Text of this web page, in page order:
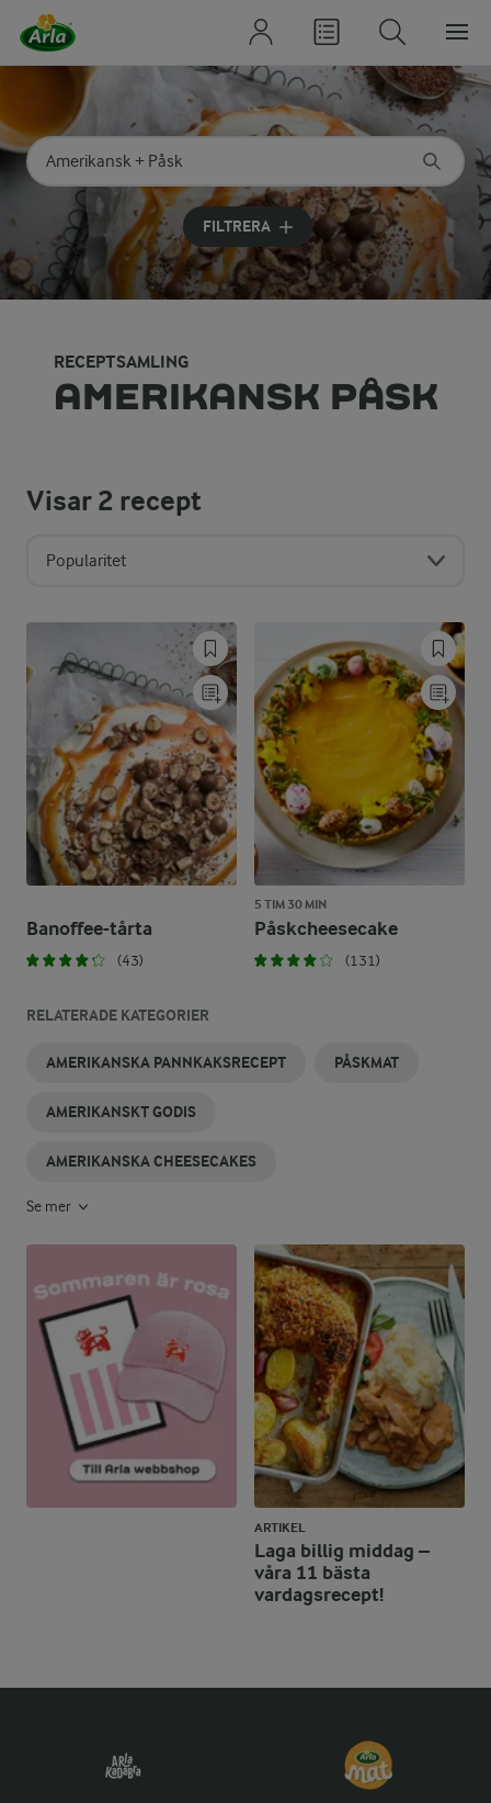
Sök på kategori eller ingrediens
Skriv in sökord för att få förslag
FILTRERA
RECEPTSAMLING
AMERIKANSK PÅSK
Visar2 recept
Popularitet
Banoffee-tårta
(43)
5 TIM 30 MIN
Påskcheesecake
(131)
RELATERADE KATEGORIER
AMERIKANSKA PANNKAKSRECEPT PÅSKMAT
AMERIKANSKT GODIS
AMERIKANSKA CHEESECAKES
Se mer
ARTIKEL
Laga billig middag –
våra 11 bästa
vardagsrecept!